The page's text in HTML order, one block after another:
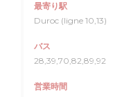
最寄り駅
Duroc (ligne 10,13)
バス
28,39,70,82,89,92
営業時間